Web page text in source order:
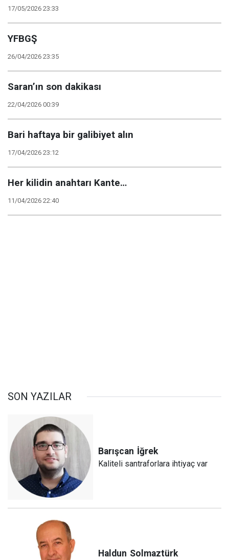
17/05/2026 23:33
YFBGŞ
26/04/2026 23:35
Saran’ın son dakikası
22/04/2026 00:39
Bari haftaya bir galibiyet alın
17/04/2026 23:12
Her kilidin anahtarı Kante…
11/04/2026 22:40
SON YAZILAR
Barışcan İğrek
Kaliteli santraforlara ihtiyaç var
Haldun Solmaztürk